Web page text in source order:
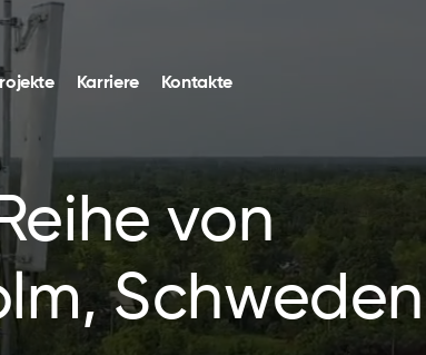
Karriere Kontakte
von
Schweden